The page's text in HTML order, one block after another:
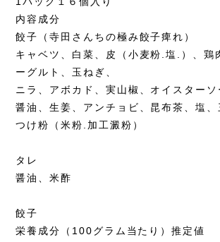
内容成分
餃子（寺田さんちの極み餃子痺れ）
キャベツ、白菜、皮（小麦粉.塩.）、鶏
ーグルト、玉ねぎ、
ニラ、アボカド、実山椒、オイスターソ
醤油、生姜、アンチョビ、昆布茶、塩、
つけ粉（米粉.加工澱粉）
タレ
醤油、米酢
餃子
栄養成分（100グラム当たり）推定値